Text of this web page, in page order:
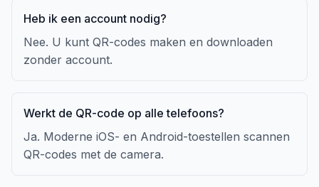
Heb ik een account nodig?
Nee. U kunt QR-codes maken en downloaden
zonder account.
Werkt de QR-code op alle telefoons?
Ja. Moderne iOS- en Android-toestellen scannen
QR-codes met de camera.